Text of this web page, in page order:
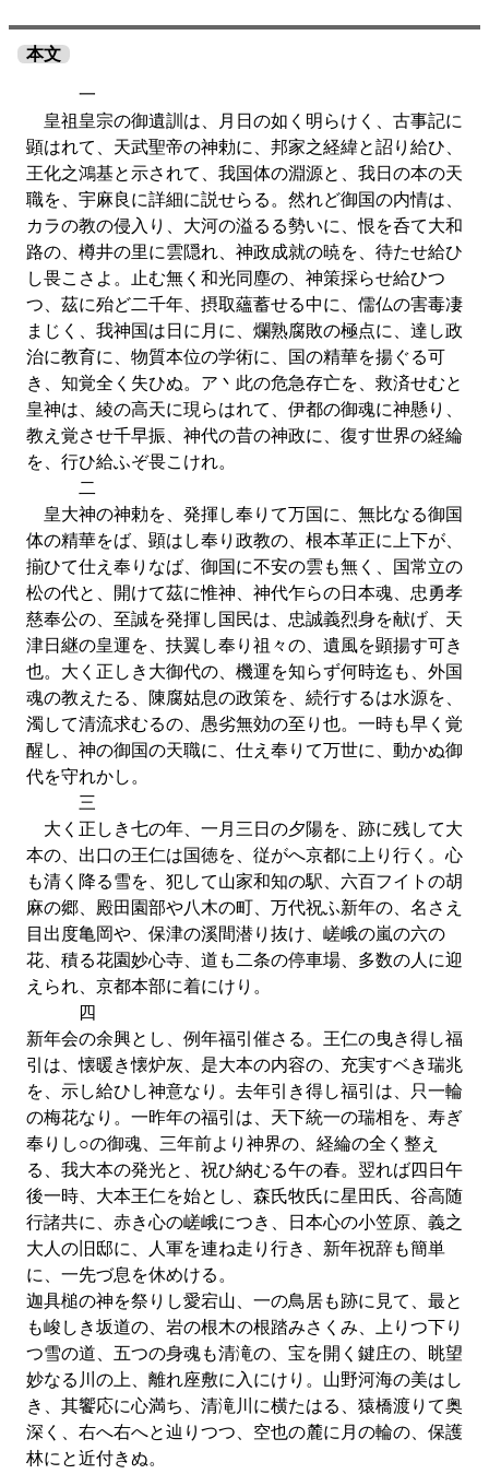
本文
一
皇祖皇宗の御遺訓は、月日の如く明らけく、古事記に
顕はれて、天武聖帝の神勅に、邦家之経緯と詔り給ひ、
王化之鴻基と示されて、我国体の淵源と、我日の本の天
職を、宇麻良に詳細に説せらる。然れど御国の内情は、
カラの教の侵入り、大河の溢るる勢いに、恨を呑て大和
路の、樽井の里に雲隠れ、神政成就の暁を、待たせ給ひ
し畏こさよ。止む無く和光同塵の、神策採らせ給ひつ
つ、茲に殆ど二千年、摂取蘊蓄せる中に、儒仏の害毒凄
まじく、我神国は日に月に、爛熟腐敗の極点に、達し政
治に教育に、物質本位の学術に、国の精華を揚ぐる可
き、知覚全く失ひぬ。ア丶此の危急存亡を、救済せむと
皇神は、綾の高天に現らはれて、伊都の御魂に神懸り、
教え覚させ千早振、神代の昔の神政に、復す世界の経綸
を、行ひ給ふぞ畏こけれ。
二
皇大神の神勅を、発揮し奉りて万国に、無比なる御国
体の精華をば、顕はし奉り政教の、根本革正に上下が、
揃ひて仕え奉りなば、御国に不安の雲も無く、国常立の
松の代と、開けて茲に惟神、神代乍らの日本魂、忠勇孝
慈奉公の、至誠を発揮し国民は、忠誠義烈身を献げ、天
津日継の皇運を、扶翼し奉り祖々の、遺風を顕揚す可き
也。大く正しき大御代の、機運を知らず何時迄も、外国
魂の教えたる、陳腐姑息の政策を、続行するは水源を、
濁して清流求むるの、愚劣無効の至り也。一時も早く覚
醒し、神の御国の天職に、仕え奉りて万世に、動かぬ御
代を守れかし。
三
大く正しき七の年、一月三日の夕陽を、跡に残して大
本の、出口の王仁は国徳を、従がへ京都に上り行く。心
も清く降る雪を、犯して山家和知の駅、六百フイトの胡
麻の郷、殿田園部や八木の町、万代祝ふ新年の、名さえ
目出度亀岡や、保津の溪間潜り抜け、嵯峨の嵐の六の
花、積る花園妙心寺、道も二条の停車場、多数の人に迎
えられ、京都本部に着にけり。
四
新年会の余興とし、例年福引催さる。王仁の曳き得し福
引は、懐暖き懐炉灰、是大本の内容の、充実すベき瑞兆
を、示し給ひし神意なり。去年引き得し福引は、只一輪
の梅花なり。一昨年の福引は、天下統一の瑞相を、寿ぎ
奉りし○の御魂、三年前より神界の、経綸の全く整え
る、我大本の発光と、祝ひ納むる午の春。翌れば四日午
後一時、大本王仁を始とし、森氏牧氏に星田氏、谷高随
行諸共に、赤き心の嵯峨につき、日本心の小笠原、義之
大人の旧邸に、人軍を連ね走り行き、新年祝辞も簡単
に、一先づ息を休めける。
迦具槌の神を祭りし愛宕山、一の鳥居も跡に見て、最と
も峻しき坂道の、岩の根木の根踏みさくみ、上りつ下り
つ雪の道、五つの身魂も清滝の、宝を開く鍵庄の、眺望
妙なる川の上、離れ座敷に入にけり。山野河海の美はし
き、其饗応に心満ち、清滝川に横たはる、猿橋渡りて奥
深く、右へ右へと辿りつつ、空也の麓に月の輪の、保護
林にと近付きぬ。